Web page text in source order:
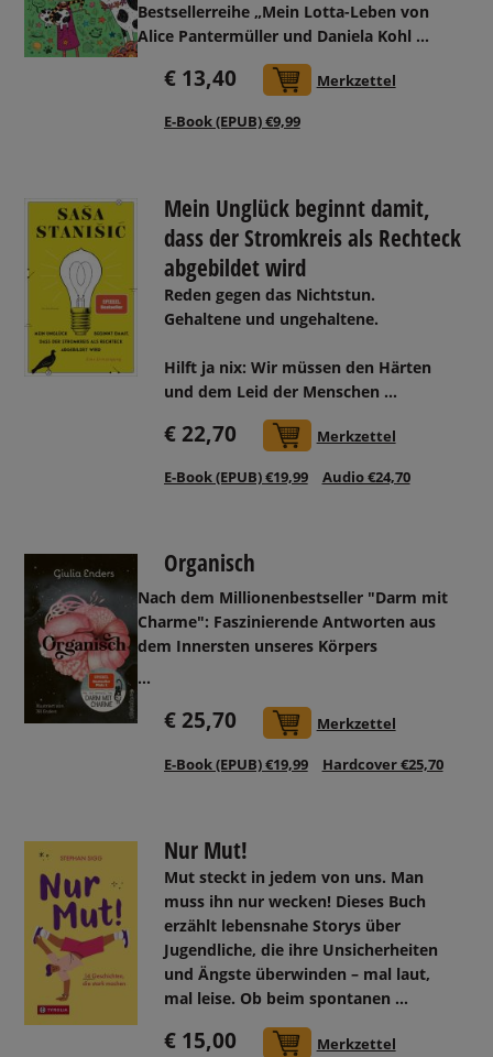
Bestsellerreihe „Mein Lotta-Leben von
Alice Pantermüller und Daniela Kohl ...
€ 13,40 In den Warenkorb
Merkzettel
E-Book (EPUB) €9,99
Mein Unglück beginnt damit,
dass der Stromkreis als Rechteck
abgebildet wird
Reden gegen das Nichtstun.
Gehaltene und ungehaltene.
Hilft ja nix: Wir müssen den Härten
und dem Leid der Menschen ...
€ 22,70 In den Warenkorb
Merkzettel
E-Book (EPUB) €19,99 Audio €24,70
Organisch
Nach dem Millionenbestseller "Darm mit
Charme": Faszinierende Antworten aus
dem Innersten unseres Körpers
...
€ 25,70 In den Warenkorb
Merkzettel
E-Book (EPUB) €19,99 Hardcover €25,70
Nur Mut!
Mut steckt in jedem von uns. Man
muss ihn nur wecken! Dieses Buch
erzählt lebensnahe Storys über
Jugendliche, die ihre Unsicherheiten
und Ängste überwinden – mal laut,
mal leise. Ob beim spontanen ...
€ 15,00 In den Warenkorb
Merkzettel